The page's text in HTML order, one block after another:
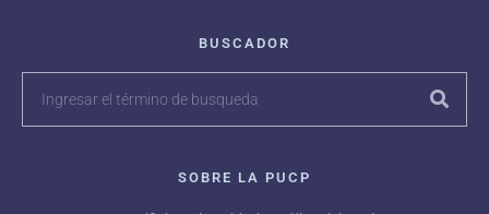
BUSCADOR
SOBRE LA PUCP